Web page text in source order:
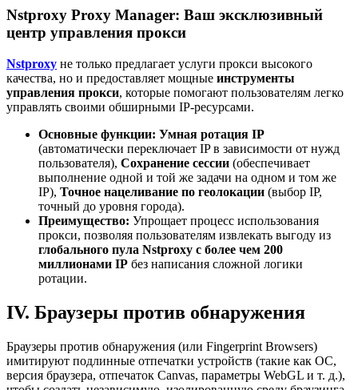
Nstproxy Proxy Manager: Ваш эксклюзивный
центр управления прокси
Nstproxy не только предлагает услуги прокси высокого
качества, но и предоставляет мощные инструменты
управления прокси, которые помогают пользователям легко
управлять своими обширными IP-ресурсами.
Основные функции: Умная ротация IP
(автоматически переключает IP в зависимости от нужд
пользователя), Сохранение сессии (обеспечивает
выполнение одной и той же задачи на одном и том же
IP), Точное нацеливание по геолокации (выбор IP,
точный до уровня города).
Преимущество: Упрощает процесс использования
прокси, позволяя пользователям извлекать выгоду из
глобального пула Nstproxy с более чем 200
миллионами IP без написания сложной логики
ротации.
IV. Браузеры против обнаружения
Браузеры против обнаружения (или Fingerprint Browsers)
имитируют подлинные отпечатки устройств (такие как ОС,
версия браузера, отпечаток Canvas, параметры WebGL и т. д.),